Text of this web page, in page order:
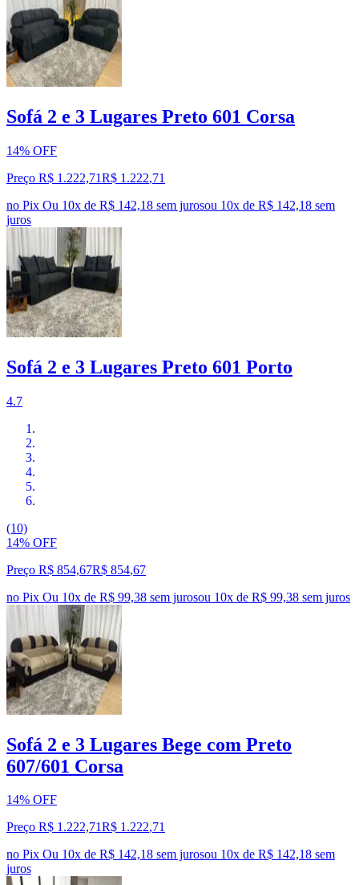
Sofá 2 e 3 Lugares Preto 601 Corsa
14% OFF
Preço R$ 1.222,71R$ 1.222,71
no Pix Ou 10x de R$ 142,18 sem jurosou 10x de R$ 142,18 sem
juros
Sofá 2 e 3 Lugares Preto 601 Porto
4.7
(10)
14% OFF
Preço R$ 854,67R$ 854,67
no Pix Ou 10x de R$ 99,38 sem jurosou 10x de R$ 99,38 sem juros
Sofá 2 e 3 Lugares Bege com Preto
607/601 Corsa
14% OFF
Preço R$ 1.222,71R$ 1.222,71
no Pix Ou 10x de R$ 142,18 sem jurosou 10x de R$ 142,18 sem
juros